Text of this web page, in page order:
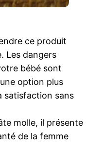
ce produit
Les dangers
bébé sont
option plus
satisfaction sans
molle, il présente
de la femme